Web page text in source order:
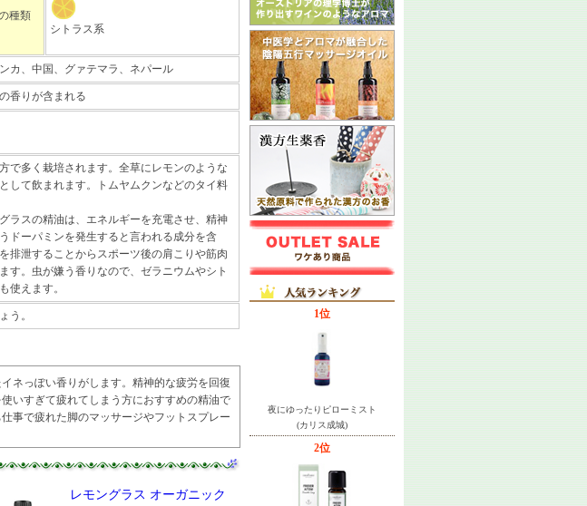
種類
シトラス系
カ、中国、グァテマラ、ネパール
香りが含まれる
で多く栽培されます。全草にレモンのような
して飲まれます。トムヤムクンなどのタイ料
ラスの精油は、エネルギーを充電させ、精神
ドーパミンを発生すると言われる成分を含
排泄することからスポーツ後の肩こりや筋肉
す。虫が嫌う香りなので、ゼラニウムやシト
使えます。
う。
ネっぽい香りがします。精神的な疲労を回復
いすぎて疲れてしまう方におすすめの精油で
事で疲れた脚のマッサージやフットスプレー
レモングラス オーガニック
1位
夜にゆったりピローミスト
(カリス成城)
2位